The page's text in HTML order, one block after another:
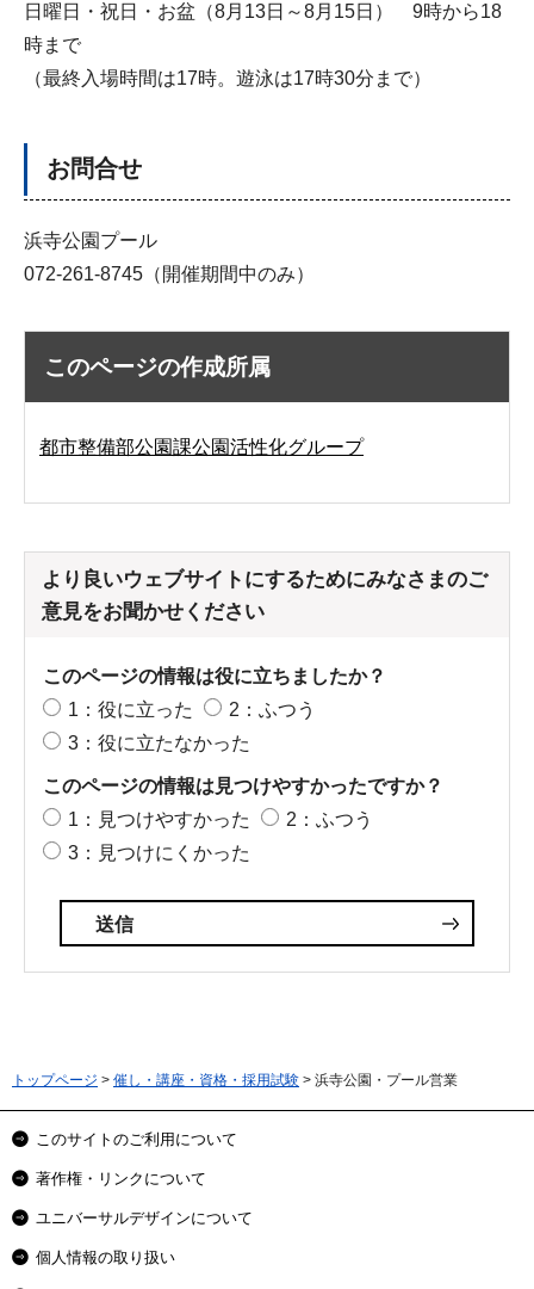
日曜日・祝日・お盆（8月13日～8月15日） 9時から18
時まで
（最終入場時間は17時。遊泳は17時30分まで）
お問合せ
浜寺公園プール
072-261-8745（開催期間中のみ）
このページの作成所属
都市整備部公園課公園活性化グループ
より良いウェブサイトにするためにみなさまのご
意見をお聞かせください
このページの情報は役に立ちましたか？
1：役に立った
2：ふつう
3：役に立たなかった
このページの情報は見つけやすかったですか？
1：見つけやすかった
2：ふつう
3：見つけにくかった
トップページ > 催し・講座・資格・採用試験 > 浜寺公園・プール営業
このサイトのご利用について
著作権・リンクについて
ユニバーサルデザインについて
個人情報の取り扱い